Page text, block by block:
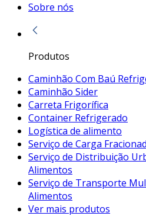
Sobre nós
Produtos
Caminhão Com Baú
Caminhão Sider
Carreta Frigorífica
Container Refrigerado
Logística de alimento
Serviço de Carga
Serviço de Distribuição
Alimentos
Serviço de Transporte
Alimentos
Ver mais produtos